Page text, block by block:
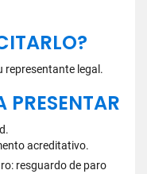
representante legal.
acreditativo.
resguardo de paro